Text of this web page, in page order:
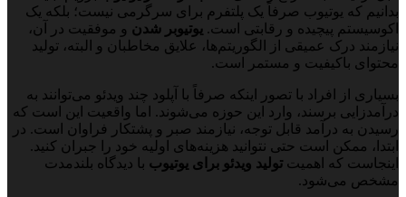
بدانیم که یوتیوب صرفاً یک پلتفرم برای سرگرمی نیست؛ بلکه یک
اکوسیستم پیچیده و رقابتی است. یوتیوبر شدن و موفقیت در آن،
نیازمند درک عمیقی از الگوریتم‌ها، علایق مخاطبان و البته، تولید
محتوای باکیفیت و مستمر است.
بسیاری از افراد با تصور اینکه صرفاً با آپلود چند ویدئو می‌توانند به
درآمدزایی برسند، وارد این حوزه می‌شوند. اما واقعیت این است که
رسیدن به درآمد قابل توجه، نیازمند صبر و پشتکار فراوان است. در
ابتدا، ممکن است حتی نتوانید هزینه‌های اولیه خود را جبران کنید.
اینجاست که اهمیت تولید ویدئو برای یوتیوب با دیدگاه بلندمدت
مشخص می‌شود.